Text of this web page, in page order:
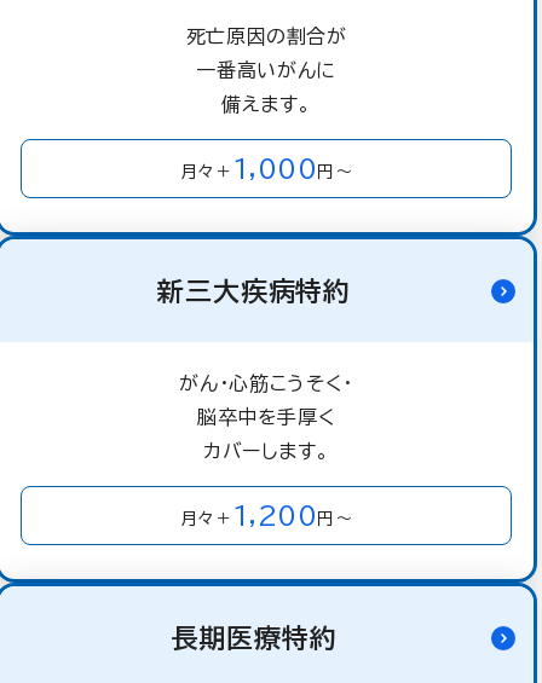
死亡原因の割合が
一番高いがんに
備えます。
月々＋ 1,000 円～
新三大疾病特約
がん・心筋こうそく・
脳卒中を手厚く
カバーします。
月々＋ 1,200 円～
長期医療特約